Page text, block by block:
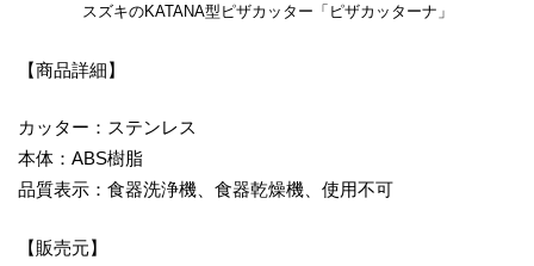
スズキのKATANA型ピザカッター「ピザカッターナ」
【商品詳細】
カッター：ステンレス
本体：ABS樹脂
品質表示：食器洗浄機、食器乾燥機、使用不可
【販売元】